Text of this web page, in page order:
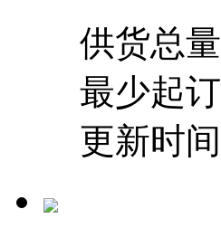
供货总量
最少起订
更新时间